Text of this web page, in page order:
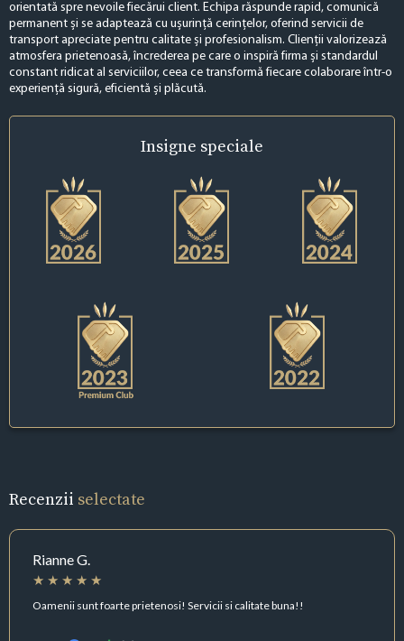
orientată spre nevoile fiecărui client. Echipa răspunde rapid, comunică
permanent și se adaptează cu ușurință cerințelor, oferind servicii de
transport apreciate pentru calitate și profesionalism. Clienții valorizează
atmosfera prietenoasă, încrederea pe care o inspiră firma și standardul
constant ridicat al serviciilor, ceea ce transformă fiecare colaborare într-o
experiență sigură, eficientă și plăcută.
Insigne speciale
Recenzii selectate
Rianne G.
Oamenii sunt foarte prietenosi! Servicii si calitate buna!!